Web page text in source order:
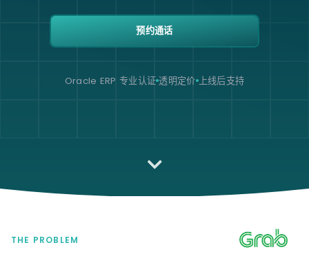
预约通话
Oracle ERP 专业认证 透明定价 上线后支持
THE PROBLEM